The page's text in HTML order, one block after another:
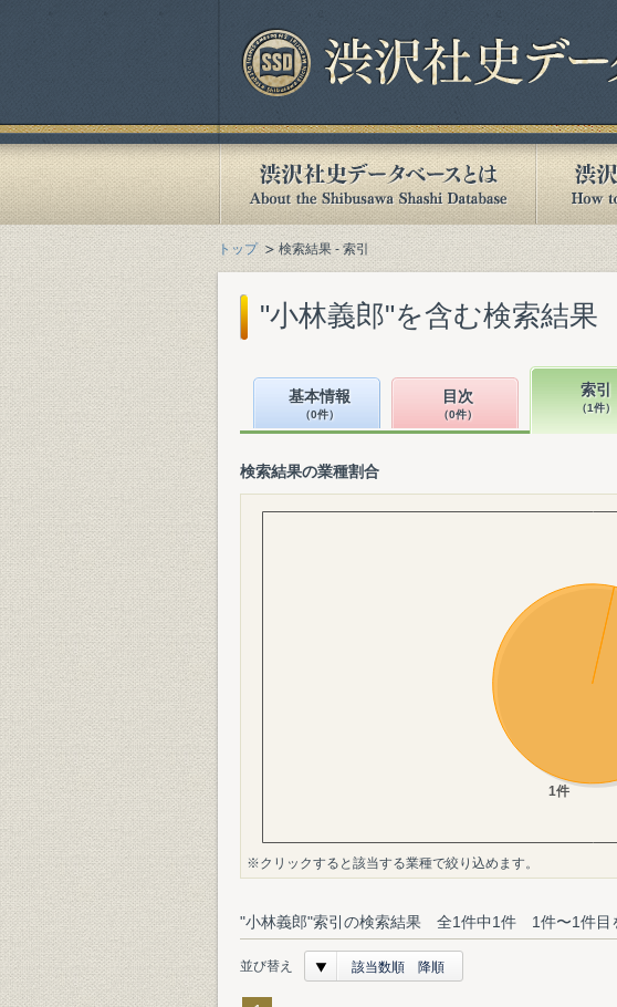
トップ 検索結果 - 索引
"小林義郎"を含む検索結果
基本情報
（0件）
目次
（0件）
索引
（1件）
検索結果の業種割合
※クリックすると該当する業種で絞り込めます。
"小林義郎"索引の検索結果 全1件中1件 1件〜1件目
並び替え 該当数順 降順